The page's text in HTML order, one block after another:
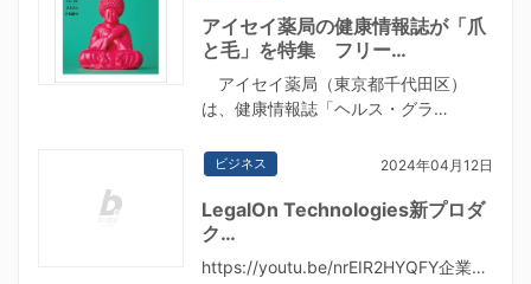
アイセイ薬局の健康情報誌が「爪
と毛」を特集 フリー…
アイセイ薬局（東京都千代田区）
は、健康情報誌「ヘルス・グラ…
ビジネス 2024年04月12日
LegalOn Technologies新プロダ
ク…
https://youtu.be/nrEIR2HYQFY企業…